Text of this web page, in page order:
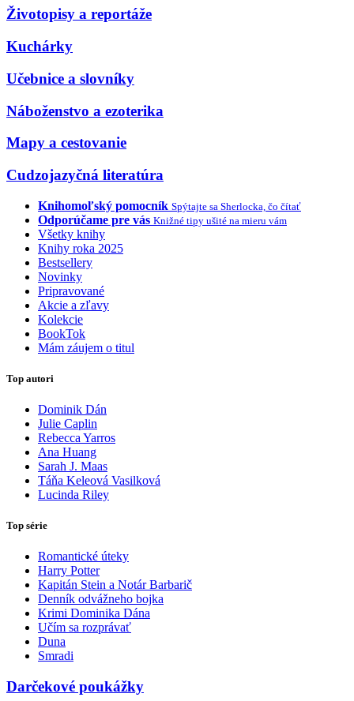
Životopisy a reportáže
Kuchárky
Učebnice a slovníky
Náboženstvo a ezoterika
Mapy a cestovanie
Cudzojazyčná literatúra
Knihomoľský pomocník Spýtajte sa Sherlocka, čo čítať
Odporúčame pre vás Knižné tipy ušité na mieru vám
Všetky knihy
Knihy roka 2025
Bestsellery
Novinky
Pripravované
Akcie a zľavy
Kolekcie
BookTok
Mám záujem o titul
Top autori
Dominik Dán
Julie Caplin
Rebecca Yarros
Ana Huang
Sarah J. Maas
Táňa Keleová Vasilková
Lucinda Riley
Top série
Romantické úteky
Harry Potter
Kapitán Stein a Notár Barbarič
Denník odvážneho bojka
Krimi Dominika Dána
Učím sa rozprávať
Duna
Smradi
Darčekové poukážky